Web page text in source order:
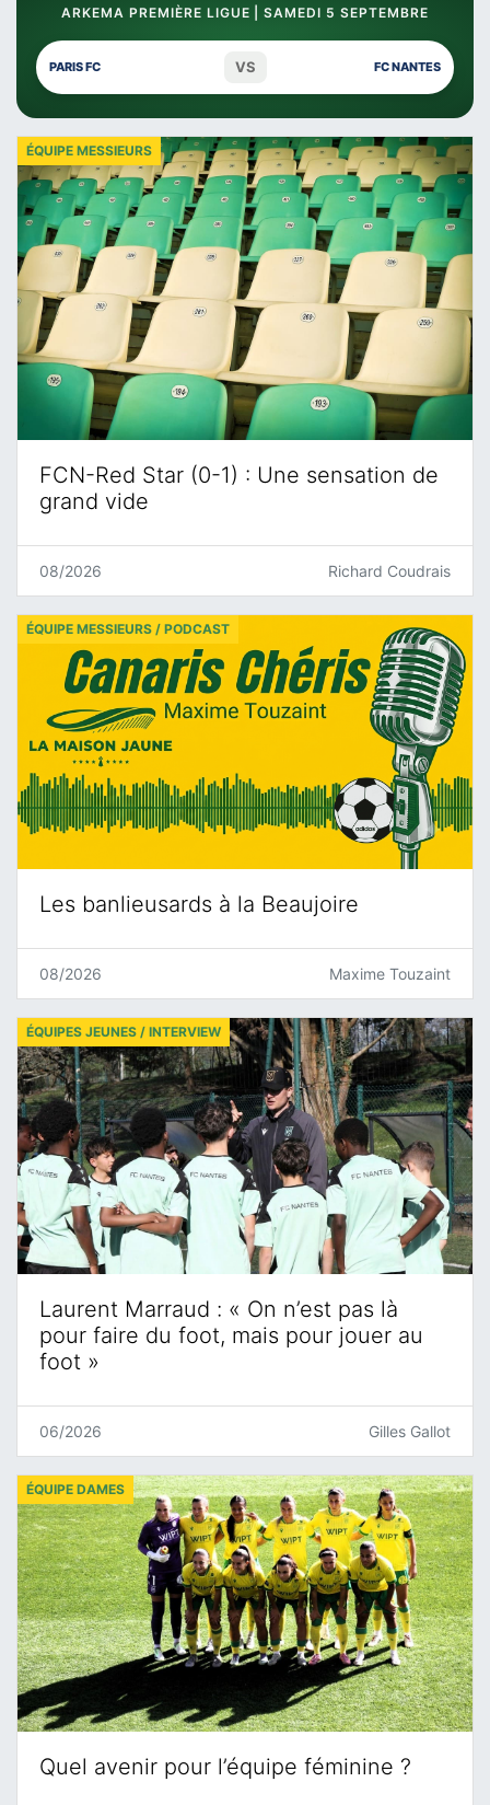
ARKEMA PREMIÈRE LIGUE | SAMEDI 5 SEPTEMBRE
PARIS FC VS FC NANTES
FCN-Red Star (0-1) : Une sensation de
grand vide
ÉQUIPE MESSIEURS
08/2026 Richard Coudrais
Les banlieusards à la Beaujoire
ÉQUIPE MESSIEURS / PODCAST
08/2026 Maxime Touzaint
Laurent Marraud : « On n’est pas là
pour faire du foot, mais pour jouer au
foot »
ÉQUIPES JEUNES / INTERVIEW
06/2026 Gilles Gallot
Quel avenir pour l’équipe féminine ?
ÉQUIPE DAMES